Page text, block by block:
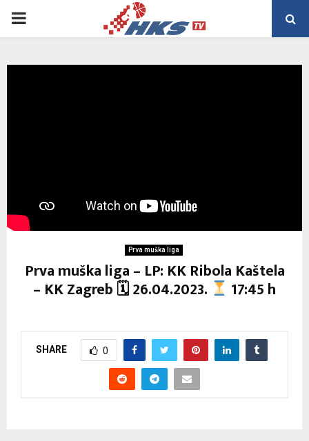
PRIMARY
Prva muška liga
Prva muška liga – LP: KK Ribola Kaštela
– KK Zagreb 🗓 26.04.2023. 17:45 h
SHARE 0